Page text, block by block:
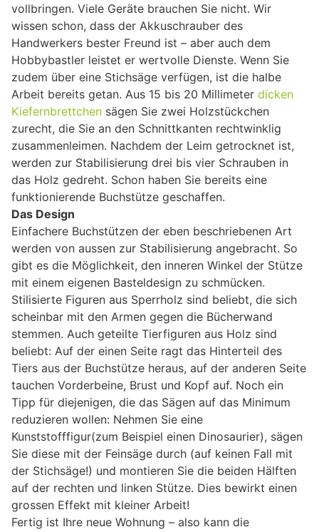
vollbringen. Viele Geräte brauchen Sie nicht. Wir
wissen schon, dass der Akkuschrauber des
Handwerkers bester Freund ist – aber auch dem
Hobbybastler leistet er wertvolle Dienste. Wenn Sie
zudem über eine Stichsäge verfügen, ist die halbe
Arbeit bereits getan. Aus 15 bis 20 Millimeter dicken
Kiefernbrettchen sägen Sie zwei Holzstückchen
zurecht, die Sie an den Schnittkanten rechtwinklig
zusammenleimen. Nachdem der Leim getrocknet ist,
werden zur Stabilisierung drei bis vier Schrauben in
das Holz gedreht. Schon haben Sie bereits eine
funktionierende Buchstütze geschaffen.
Das Design
Einfachere Buchstützen der eben beschriebenen Art
werden von aussen zur Stabilisierung angebracht. So
gibt es die Möglichkeit, den inneren Winkel der Stütze
mit einem eigenen Basteldesign zu schmücken.
Stilisierte Figuren aus Sperrholz sind beliebt, die sich
scheinbar mit den Armen gegen die Bücherwand
stemmen. Auch geteilte Tierfiguren aus Holz sind
beliebt: Auf der einen Seite ragt das Hinterteil des
Tiers aus der Buchstütze heraus, auf der anderen Seite
tauchen Vorderbeine, Brust und Kopf auf. Noch ein
Tipp für diejenigen, die das Sägen auf das Minimum
reduzieren wollen: Nehmen Sie eine
Kunststofffigur(zum Beispiel einen Dinosaurier), sägen
Sie diese mit der Feinsäge durch (auf keinen Fall mit
der Stichsäge!) und montieren Sie die beiden Hälften
auf der rechten und linken Stütze. Dies bewirkt einen
grossen Effekt mit kleiner Arbeit!
Fertig ist Ihre neue Wohnung – also kann die